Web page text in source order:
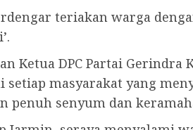
teriakan warga
Ketua DPC Partai Gerindra
masyarakat yang
penuh senyum dan